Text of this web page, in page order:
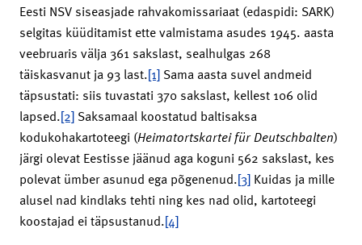
Eesti NSV siseasjade rahvakomissariaat (edaspidi: SARK)
selgitas küüditamist ette valmistama asudes 1945. aasta
veebruaris välja 361 sakslast, sealhulgas 268
täiskasvanut ja 93 last.[1] Sama aasta suvel andmeid
täpsustati: siis tuvastati 370 sakslast, kellest 106 olid
lapsed.[2] Saksamaal koostatud baltisaksa
kodukohakartoteegi (Heimatortskartei für Deutschbalten)
järgi olevat Eestisse jäänud aga koguni 562 sakslast, kes
polevat ümber asunud ega põgenenud.[3] Kuidas ja mille
alusel nad kindlaks tehti ning kes nad olid, kartoteegi
koostajad ei täpsustanud.[4]